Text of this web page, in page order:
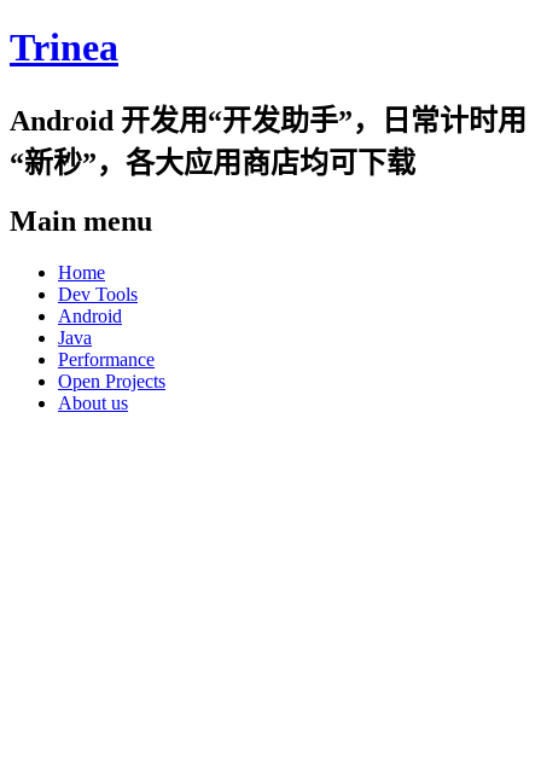
Trinea
Android 开发用“开发助手”，日常计时用
“新秒”，各大应用商店均可下载
Main menu
Skip
content
Home
Dev Tools
Android
Java
Performance
Open Projects
About us